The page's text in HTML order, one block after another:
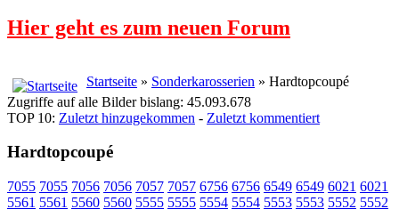
Hier geht es zum neuen Forum
Startseite » Sonderkarosserien » Hardtopcoupé
Zugriffe auf alle Bilder bislang: 45.093.678
TOP 10: Zuletzt hinzugekommen - Zuletzt kommentiert
Hardtopcoupé
7055 7055 7056 7056 7057 7057 6756 6756 6549 6549 6021 6021
5561 5561 5560 5560 5555 5555 5554 5554 5553 5553 5552 5552